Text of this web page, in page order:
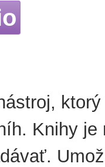
Knihy